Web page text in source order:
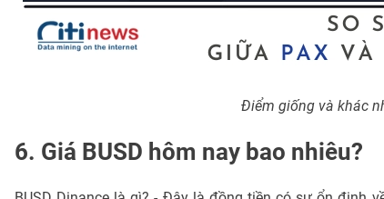
Điểm giống và khác
6. Giá BUSD hôm nay bao nhiêu?